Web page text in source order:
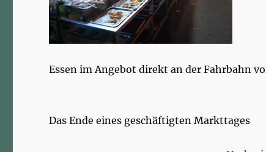
Essen im Angebot direkt an der Fahrbahn
Das Ende eines geschäftigten Markttages